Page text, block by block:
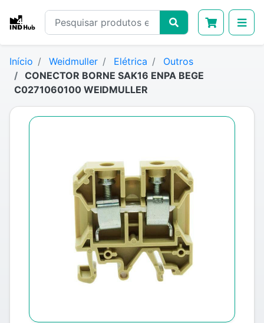
Início Weidmuller Elétrica
Outros
CONECTOR BORNE SAK16 ENPA BEGE
C0271060100 WEIDMULLER